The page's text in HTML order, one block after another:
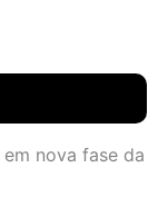
nova fase da